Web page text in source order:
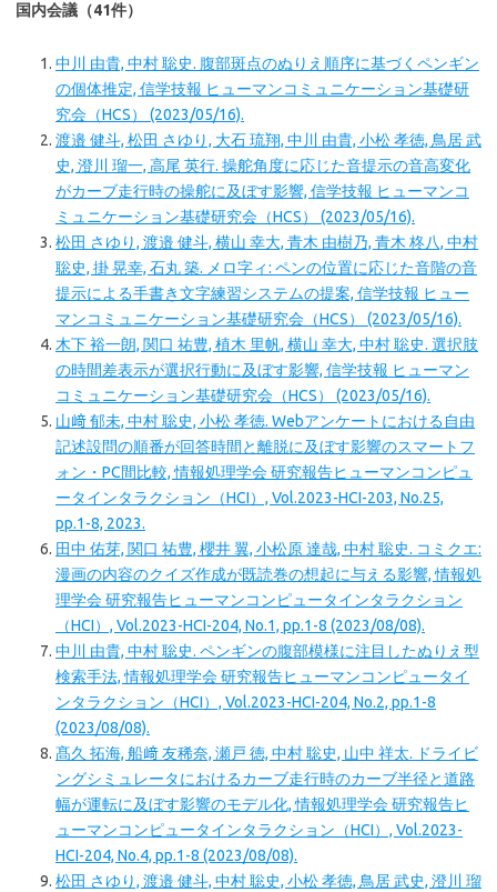
国内会議（41件）
中川 由貴, 中村 聡史. 腹部斑点のぬりえ順序に基づくペンギン
の個体推定, 信学技報 ヒューマンコミュニケーション基礎研
究会（HCS） (2023/05/16).
渡邉 健斗, 松田 さゆり, 大石 琉翔, 中川 由貴, 小松 孝徳, 鳥居 武
史, 澄川 瑠一, 高尾 英行. 操舵角度に応じた音提示の音高変化
がカーブ走行時の操舵に及ぼす影響, 信学技報 ヒューマンコ
ミュニケーション基礎研究会（HCS） (2023/05/16).
松田 さゆり, 渡邉 健斗, 横山 幸大, 青木 由樹乃, 青木 柊八, 中村
聡史, 掛 晃幸, 石丸 築. メロ字ィ: ペンの位置に応じた音階の音
提示による手書き文字練習システムの提案, 信学技報 ヒュー
マンコミュニケーション基礎研究会（HCS） (2023/05/16).
木下 裕一朗, 関口 祐豊, 植木 里帆, 横山 幸大, 中村 聡史. 選択肢
の時間差表示が選択行動に及ぼす影響, 信学技報 ヒューマン
コミュニケーション基礎研究会（HCS） (2023/05/16).
山﨑 郁未, 中村 聡史, 小松 孝徳. Webアンケートにおける自由
記述設問の順番が回答時間と離脱に及ぼす影響のスマートフ
ォン・PC間比較, 情報処理学会 研究報告ヒューマンコンピュ
ータインタラクション（HCI）, Vol.2023-HCI-203, No.25,
pp.1-8, 2023.
田中 佑芽, 関口 祐豊, 櫻井 翼, 小松原 達哉, 中村 聡史. コミクエ:
漫画の内容のクイズ作成が既読巻の想起に与える影響, 情報処
理学会 研究報告ヒューマンコンピュータインタラクション
（HCI）, Vol.2023-HCI-204, No.1, pp.1-8 (2023/08/08).
中川 由貴, 中村 聡史. ペンギンの腹部模様に注目したぬりえ型
検索手法, 情報処理学会 研究報告ヒューマンコンピュータイ
ンタラクション（HCI）, Vol.2023-HCI-204, No.2, pp.1-8
(2023/08/08).
髙久 拓海, 船﨑 友稀奈, 瀬戸 徳, 中村 聡史, 山中 祥太. ドライビ
ングシミュレータにおけるカーブ走行時のカーブ半径と道路
幅が運転に及ぼす影響のモデル化, 情報処理学会 研究報告ヒ
ューマンコンピュータインタラクション（HCI）, Vol.2023-
HCI-204, No.4, pp.1-8 (2023/08/08).
松田 さゆり, 渡邉 健斗, 中村 聡史, 小松 孝徳, 鳥居 武史, 澄川 瑠